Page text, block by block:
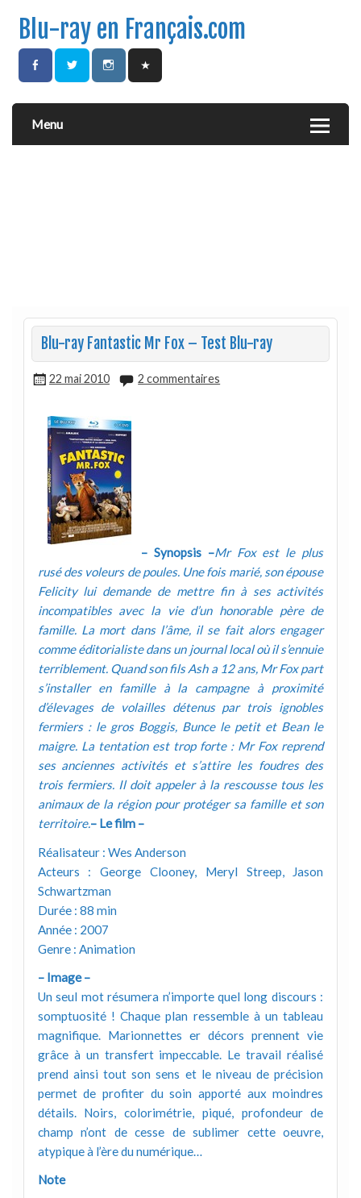
Blu-ray en Français.com
Menu
Blu-ray Fantastic Mr Fox – Test Blu-ray
22 mai 2010 2 commentaires
– Synopsis –Mr Fox est le plus
rusé des voleurs de poules. Une fois marié, son épouse
Felicity lui demande de mettre fin à ses activités
incompatibles avec la vie d’un honorable père de
famille. La mort dans l’âme, il se fait alors engager
comme éditorialiste dans un journal local où il s’ennuie
terriblement. Quand son fils Ash a 12 ans, Mr Fox part
s’installer en famille à la campagne à proximité
d’élevages de volailles détenus par trois ignobles
fermiers : le gros Boggis, Bunce le petit et Bean le
maigre. La tentation est trop forte : Mr Fox reprend
ses anciennes activités et s’attire les foudres des
trois fermiers. Il doit appeler à la rescousse tous les
animaux de la région pour protéger sa famille et son
territoire.– Le film –
Réalisateur : Wes Anderson
Acteurs : George Clooney, Meryl Streep, Jason
Schwartzman
Durée : 88 min
Année : 2007
Genre : Animation
– Image –
Un seul mot résumera n’importe quel long discours :
somptuosité ! Chaque plan ressemble à un tableau
magnifique. Marionnettes er décors prennent vie
grâce à un transfert impeccable. Le travail réalisé
prend ainsi tout son sens et le niveau de précision
permet de profiter du soin apporté aux moindres
détails. Noirs, colorimétrie, piqué, profondeur de
champ n’ont de cesse de sublimer cette oeuvre,
atypique à l’ère du numérique…
Note